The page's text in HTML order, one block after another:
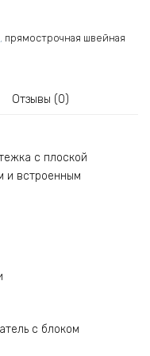
прямострочная швейная
Отзывы (0)
с плоской
и встроенным
с блоком